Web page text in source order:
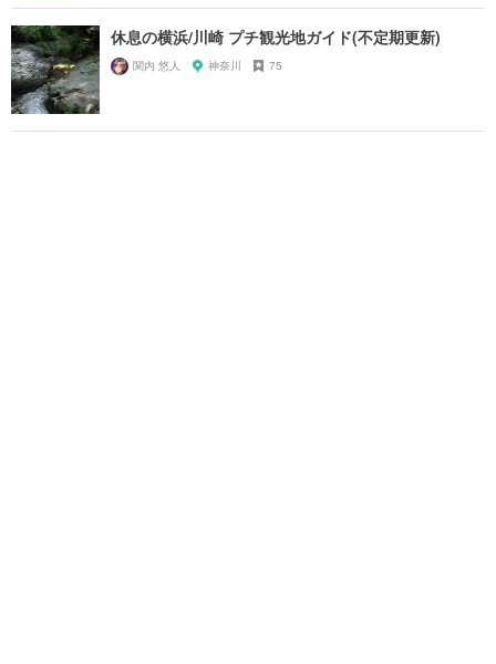
休息の横浜/川崎 プチ観光地ガイド(不定期更新)
関内 悠人 神奈川 75